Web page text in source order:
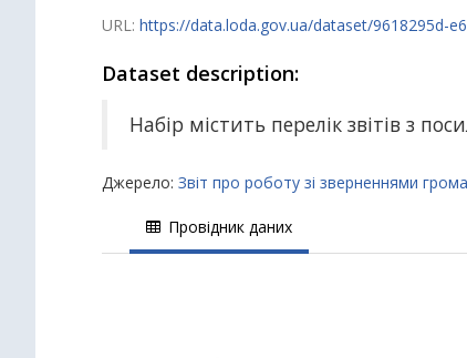
URL: https://data.loda.gov.ua/dataset/9618295d-
Dataset description:
Набір містить перелік звітів з
Джерело: Звіт про роботу зі зверненнями
Провідник даних